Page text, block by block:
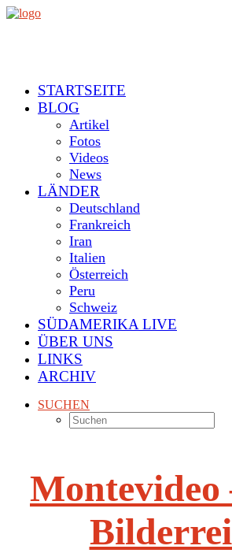
STARTSEITE
BLOG
Artikel
Fotos
Videos
News
LÄNDER
Deutschland
Frankreich
Iran
Italien
Österreich
Peru
Schweiz
SÜDAMERIKA LIVE
ÜBER UNS
LINKS
ARCHIV
SUCHEN
Montevideo